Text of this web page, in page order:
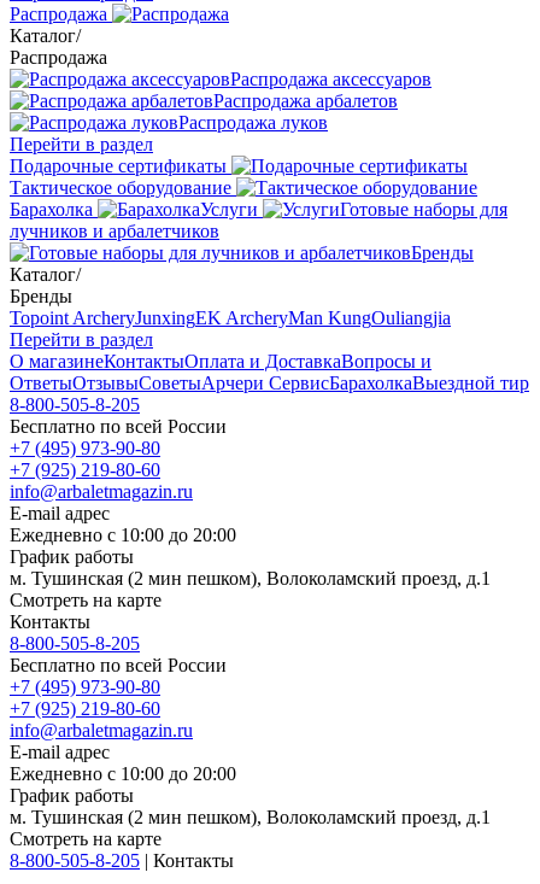
Распродажа
Каталог/
Распродажа
Распродажа аксессуаров
Распродажа арбалетов
Распродажа луков
Перейти в раздел
Подарочные сертификаты
Тактическое оборудование
Барахолка
Услуги
Готовые наборы для
лучников и арбалетчиков
Бренды
Каталог/
Бренды
Topoint ArcheryJunxingEK ArcheryMan KungOuliangjia
Перейти в раздел
О магазинеКонтактыОплата и ДоставкаВопросы и
ОтветыОтзывыСоветыАрчери СервисБарахолкаВыездной тир
8-800-505-8-205
Бесплатно по всей России
+7 (495) 973-90-80
+7 (925) 219-80-60
info@arbaletmagazin.ru
E-mail адрес
Ежедневно с 10:00 до 20:00
График работы
м. Тушинская (2 мин пешком), Волоколамский проезд, д.1
Смотреть на карте
Контакты
8-800-505-8-205
Бесплатно по всей России
+7 (495) 973-90-80
+7 (925) 219-80-60
info@arbaletmagazin.ru
E-mail адрес
Ежедневно с 10:00 до 20:00
График работы
м. Тушинская (2 мин пешком), Волоколамский проезд, д.1
Смотреть на карте
8-800-505-8-205 | Контакты